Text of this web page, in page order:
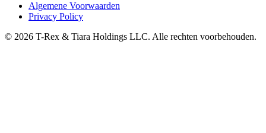
Algemene Voorwaarden
Privacy Policy
© 2026 T-Rex & Tiara Holdings LLC. Alle rechten voorbehouden.